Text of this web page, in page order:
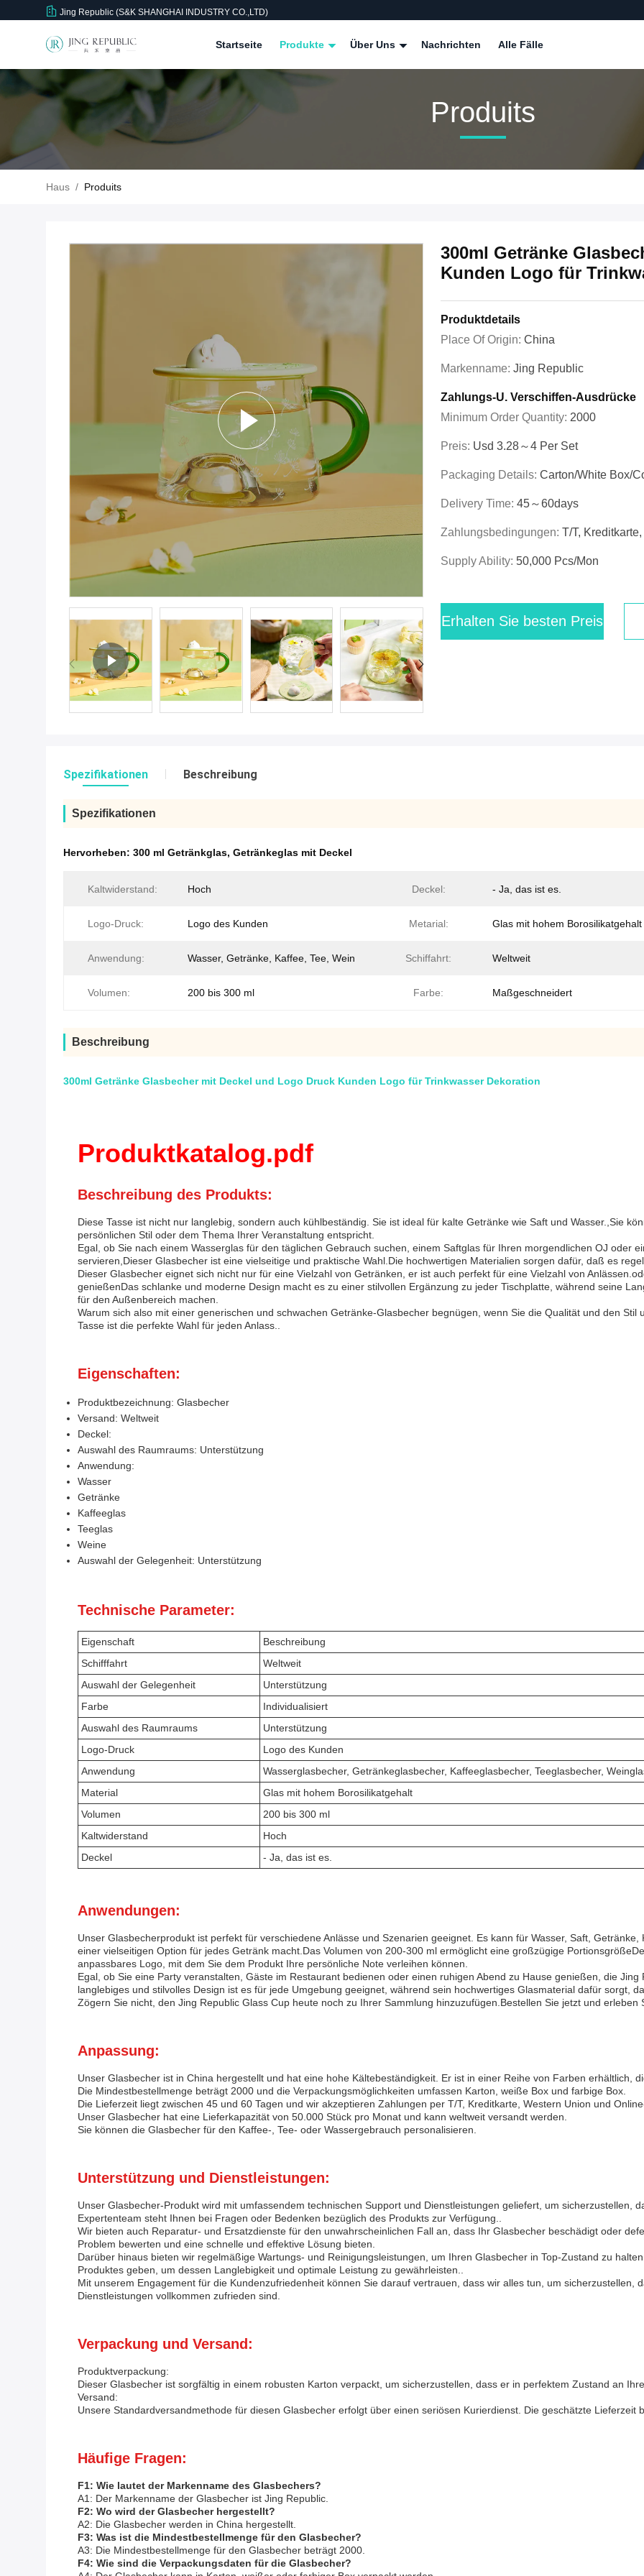
Jing Republic (S&K SHANGHAI INDUSTRY CO.,LTD)
Startseite Produkte Über Uns Nachrichten Alle Fälle
Produits
Haus / Produits
300ml Getränke
Kunden Logo für
Produktdetails
Place Of Origin: China
Markenname: Jing Republic
Zahlungs-U. Verschiffen-Ausdrücke
Minimum Order Quantity: 2000
Preis: Usd 3.28～4 Per Set
Packaging Details: Carton/White Box/
Delivery Time: 45～60days
Zahlungsbedingungen: T/T,
Supply Ability: 50,000 Pcs/mon
Erhalten Sie besten Preis
Spezifikationen Beschreibung
Spezifikationen
Hervorheben: 300 ml Getränkglas, Getränkeglas mit Deckel
Kaltwiderstand: Hoch Deckel: - Ja, das ist es.
Logo-Druck: Logo des Kunden Metarial: Glas mit hohem Borosilikatgehalt
Anwendung: Wasser, Getränke, Kaffee, Tee, Wein Schiffahrt: Weltweit
Volumen: 200 bis 300 ml Farbe: Maßgeschneidert
Beschreibung
300ml Getränke Glasbecher mit Deckel und Logo Druck Kunden Logo für Trinkwasser Dekoration
Produktkatalog.pdf
Beschreibung des Produkts:
Diese Tasse ist nicht nur langlebig, sondern auch kühlbeständig. Sie ist ideal für kalte Getränke wie Saft und Wasser.,Sie
persönlichen Stil oder dem Thema Ihrer Veranstaltung entspricht.
Egal, ob Sie nach einem Wasserglas für den täglichen Gebrauch suchen, einem Saftglas für Ihren morgendlichen OJ oder
servieren,Dieser Glasbecher ist eine vielseitige und praktische Wahl.Die hochwertigen Materialien sorgen dafür, daß es
Dieser Glasbecher eignet sich nicht nur für eine Vielzahl von Getränken, er ist auch perfekt für eine Vielzahl von
genießenDas schlanke und moderne Design macht es zu einer stilvollen Ergänzung zu jeder Tischplatte, während seine
für den Außenbereich machen.
Warum sich also mit einer generischen und schwachen Getränke-Glasbecher begnügen, wenn Sie die Qualität und den
Tasse ist die perfekte Wahl für jeden Anlass..
Eigenschaften:
Produktbezeichnung: Glasbecher
Versand: Weltweit
Deckel:
Auswahl des Raumraums: Unterstützung
Anwendung:
Wasser
Getränke
Kaffeeglas
Teeglas
Weine
Auswahl der Gelegenheit: Unterstützung
Technische Parameter:
Eigenschaft
Beschreibung
Schifffahrt
Weltweit
Auswahl der Gelegenheit
Unterstützung
Farbe
Individualisiert
Auswahl des Raumraums
Unterstützung
Logo-Druck
Logo des Kunden
Anwendung
Wasserglasbecher, Getränkeglasbecher, Kaffeeglasbecher, Teeglasbecher,
Material
Glas mit hohem Borosilikatgehalt
Volumen
200 bis 300 ml
Kaltwiderstand
Hoch
Deckel
- Ja, das ist es.
Anwendungen:
Unser Glasbecherprodukt ist perfekt für verschiedene Anlässe und Szenarien geeignet. Es kann für Wasser, Saft,
einer vielseitigen Option für jedes Getränk macht.Das Volumen von 200-300 ml ermöglicht eine großzügige
anpassbares Logo, mit dem Sie dem Produkt Ihre persönliche Note verleihen können.
Egal, ob Sie eine Party veranstalten, Gäste im Restaurant bedienen oder einen ruhigen Abend zu Hause genießen, die
langlebiges und stilvolles Design ist es für jede Umgebung geeignet, während sein hochwertiges Glasmaterial dafür sorgt,
Zögern Sie nicht, den Jing Republic Glass Cup heute noch zu Ihrer Sammlung hinzuzufügen.Bestellen Sie jetzt und erleben
Anpassung:
Unser Glasbecher ist in China hergestellt und hat eine hohe Kältebeständigkeit. Er ist in einer Reihe von Farben erhältlich,
Die Mindestbestellmenge beträgt 2000 und die Verpackungsmöglichkeiten umfassen Karton, weiße Box und farbige Box.
Die Lieferzeit liegt zwischen 45 und 60 Tagen und wir akzeptieren Zahlungen per T/T, Kreditkarte, Western Union und
Unser Glasbecher hat eine Lieferkapazität von 50.000 Stück pro Monat und kann weltweit versandt werden.
Sie können die Glasbecher für den Kaffee-, Tee- oder Wassergebrauch personalisieren.
Unterstützung und Dienstleistungen:
Unser Glasbecher-Produkt wird mit umfassendem technischen Support und Dienstleistungen geliefert, um sicherzustellen,
Expertenteam steht Ihnen bei Fragen oder Bedenken bezüglich des Produkts zur Verfügung..
Wir bieten auch Reparatur- und Ersatzdienste für den unwahrscheinlichen Fall an, dass Ihr Glasbecher beschädigt oder
Problem bewerten und eine schnelle und effektive Lösung bieten.
Darüber hinaus bieten wir regelmäßige Wartungs- und Reinigungsleistungen, um Ihren Glasbecher in Top-Zustand zu
Produktes geben, um dessen Langlebigkeit und optimale Leistung zu gewährleisten..
Mit unserem Engagement für die Kundenzufriedenheit können Sie darauf vertrauen, dass wir alles tun, um sicherzustellen,
Dienstleistungen vollkommen zufrieden sind.
Verpackung und Versand:
Produktverpackung:
Dieser Glasbecher ist sorgfältig in einem robusten Karton verpackt, um sicherzustellen, dass er in perfektem Zustand an
Versand:
Unsere Standardversandmethode für diesen Glasbecher erfolgt über einen seriösen Kurierdienst. Die geschätzte Lieferzeit
Häufige Fragen:
F1: Wie lautet der Markenname des Glasbechers?
A1: Der Markenname der Glasbecher ist Jing Republic.
F2: Wo wird der Glasbecher hergestellt?
A2: Die Glasbecher werden in China hergestellt.
F3: Was ist die Mindestbestellmenge für den Glasbecher?
A3: Die Mindestbestellmenge für den Glasbecher beträgt 2000.
F4: Wie sind die Verpackungsdaten für die Glasbecher?